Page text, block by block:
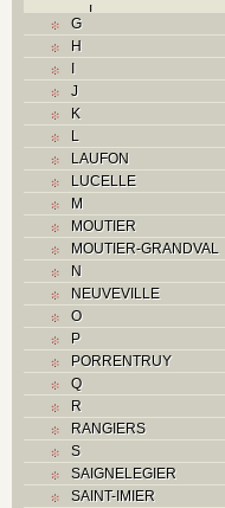
I
Routes
S
Textes
V
G
H
I
J
K
L
LAUFON
LUCELLE
M
MOUTIER
MOUTIER-GRANDVAL
N
NEUVEVILLE
O
P
PORRENTRUY
Q
R
RANGIERS
S
SAIGNELEGIER
SAINT-IMIER